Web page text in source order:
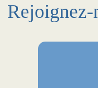
Rejoignez-